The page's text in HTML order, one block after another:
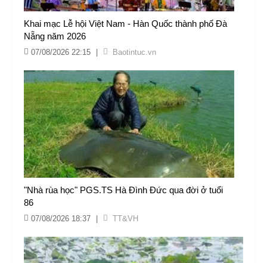
Khai mạc Lễ hội Việt Nam - Hàn Quốc thành phố Đà
Nẵng năm 2026
07/08/2026 22:15 Baotintuc.vn
"Nhà rùa học" PGS.TS Hà Đình Đức qua đời ở tuổi
86
07/08/2026 18:37 TT&VH